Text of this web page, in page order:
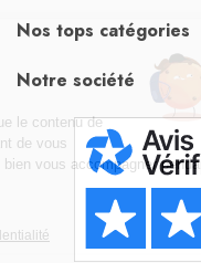
Nos tops catégories
Notre société